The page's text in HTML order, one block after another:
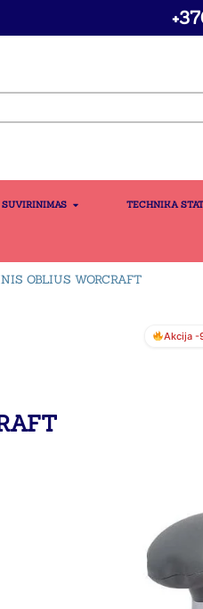
SUVIRINIMAS TECHNIKA
OBLIUS WORCRAFT
Akcija -